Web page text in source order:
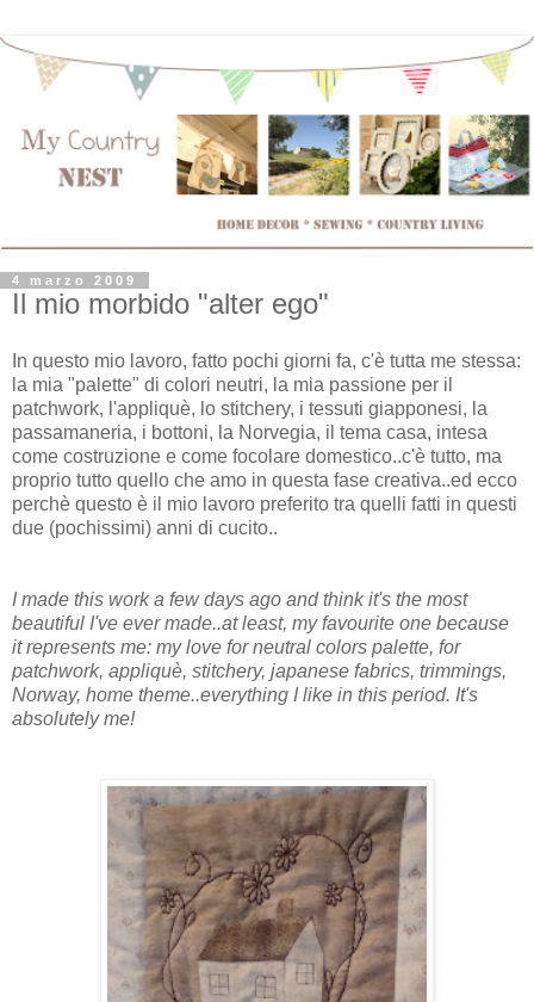
4 marzo 2009
Il mio morbido "alter ego"
In questo mio lavoro, fatto pochi giorni fa, c'è tutta me stessa:
la mia "palette" di colori neutri, la mia passione per il
patchwork, l'appliquè, lo stitchery, i tessuti giapponesi, la
passamaneria, i bottoni, la Norvegia, il tema casa, intesa
come costruzione e come focolare domestico..c'è tutto, ma
proprio tutto quello che amo in questa fase creativa..ed ecco
perchè questo è il mio lavoro preferito tra quelli fatti in questi
due (pochissimi) anni di cucito..
I made this work a few days ago and think it's the most
beautiful I've ever made..at least, my favourite one because
it represents me: my love for neutral colors palette, for
patchwork, appliquè, stitchery, japanese fabrics, trimmings,
Norway, home theme..everything I like in this period. It's
absolutely me!